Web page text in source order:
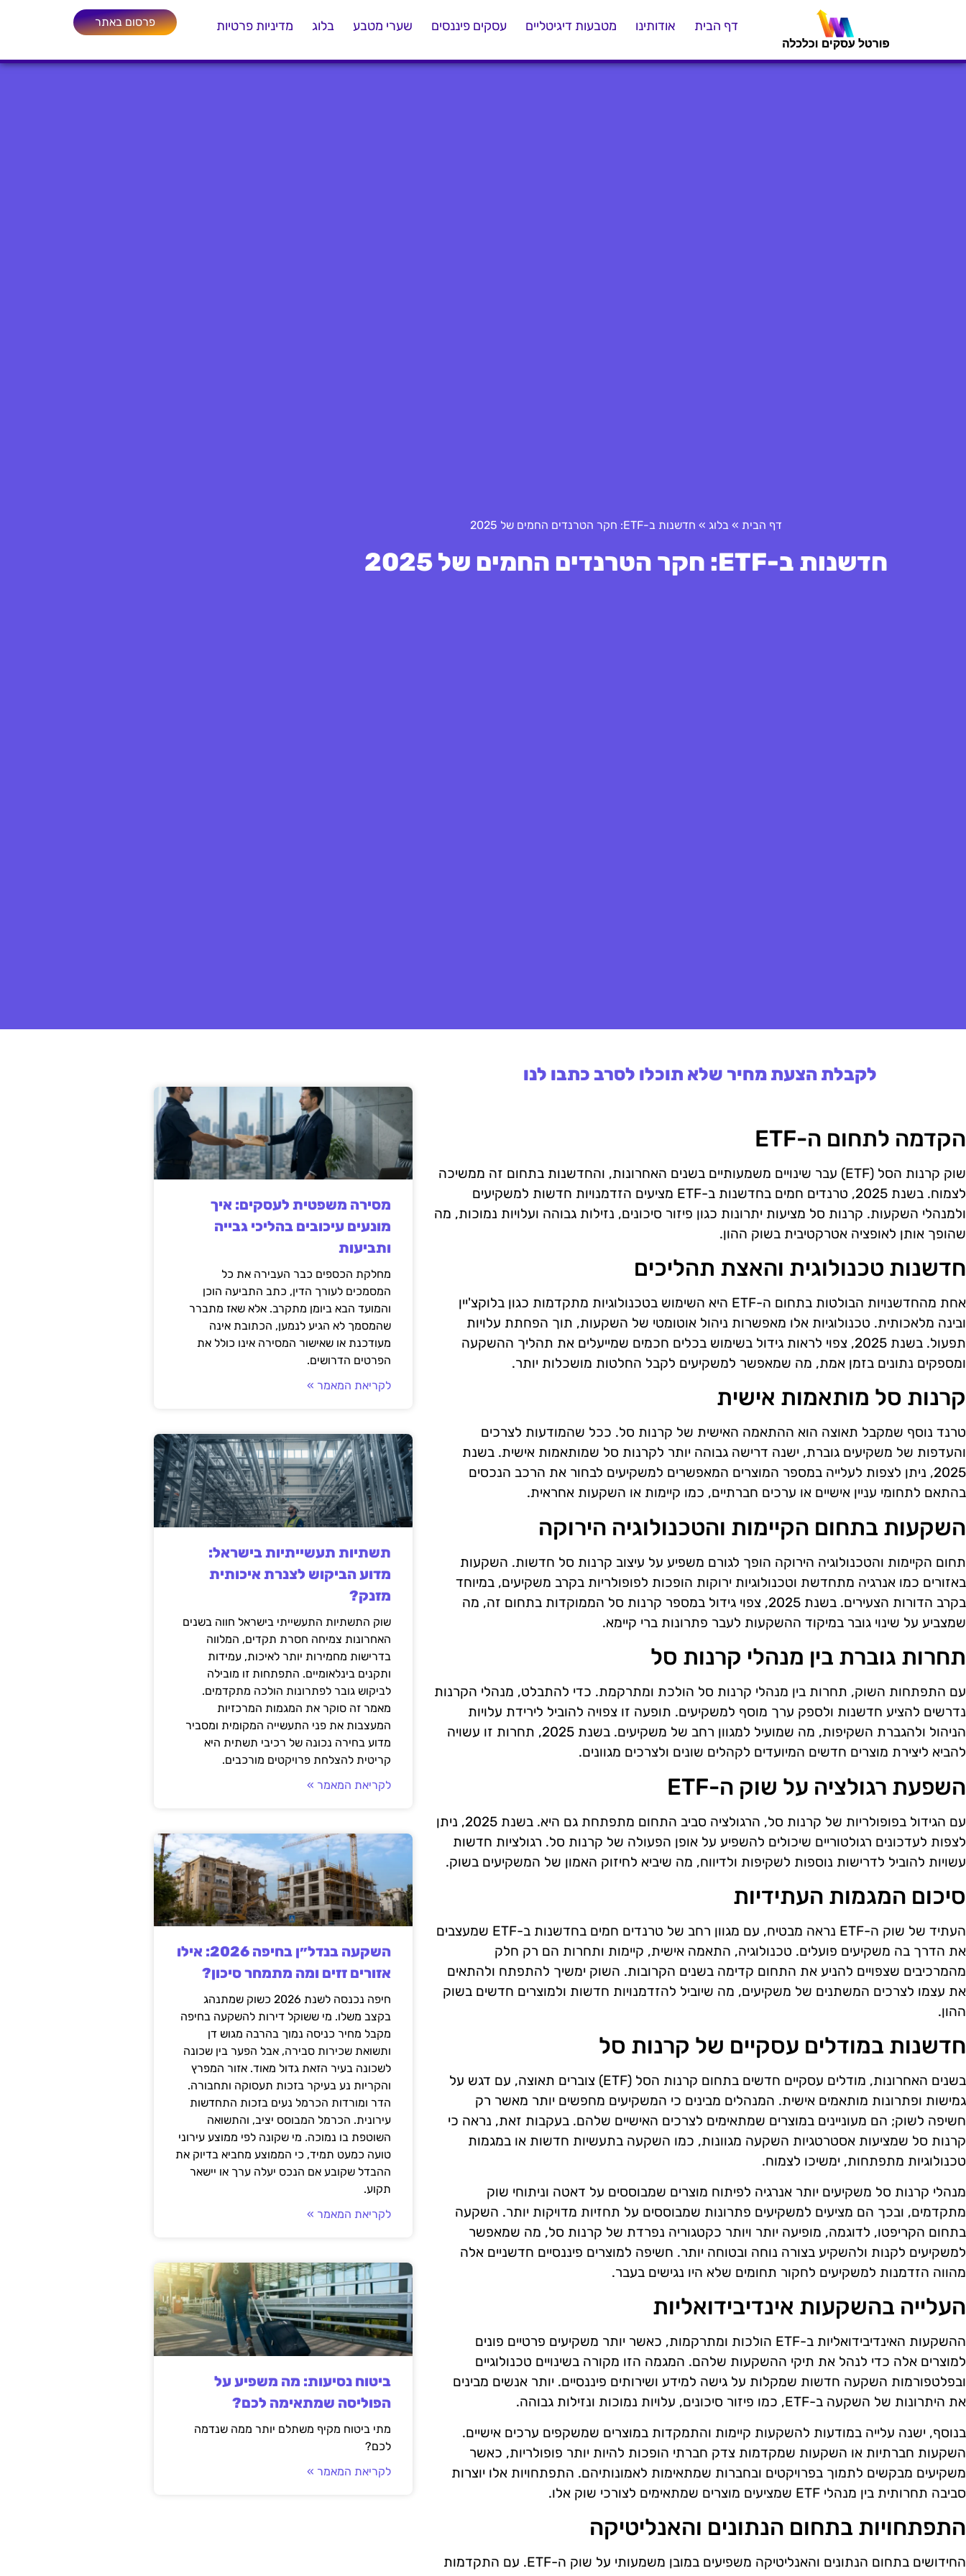
דף הבית אודותינו מטבעות דיגיטליים עסקים פיננסים שערי מטבע בלוג מדיניות פרטיות פרסום באתר
דף הבית » בלוג » חדשנות ב-ETF: חקר הטרנדים החמים של 2025
חדשנות ב-ETF: חקר הטרנדים החמים של 2025
לקבלת הצעת מחיר שלא תוכלו לסרב כתבו לנו
הקדמה לתחום ה-ETF
שוק קרנות הסל (ETF) עבר שינויים משמעותיים בשנים האחרונות, והחדשנות בתחום זה ממשיכה
לצמוח. בשנת 2025, טרנדים חמים בחדשנות ב-ETF מציעים הזדמנויות חדשות למשקיעים
ולמנהלי השקעות. קרנות סל מציעות יתרונות כגון פיזור סיכונים, נזילות גבוהה ועלויות נמוכות, מה
שהופך אותן לאופציה אטרקטיבית בשוק ההון.
חדשנות טכנולוגית והאצת תהליכים
אחת מהחדשנויות הבולטות בתחום ה-ETF היא השימוש בטכנולוגיות מתקדמות כגון בלוקצ'יין
ובינה מלאכותית. טכנולוגיות אלו מאפשרות ניהול אוטומטי של השקעות, תוך הפחתת עלויות
תפעול. בשנת 2025, צפוי לראות גידול בשימוש בכלים חכמים שמייעלים את תהליך ההשקעה
ומספקים נתונים בזמן אמת, מה שמאפשר למשקיעים לקבל החלטות מושכלות יותר.
קרנות סל מותאמות אישית
טרנד נוסף שמקבל תאוצה הוא ההתאמה האישית של קרנות סל. ככל שהמודעות לצרכים
והעדפות של משקיעים גוברת, ישנה דרישה גבוהה יותר לקרנות סל שמותאמות אישית. בשנת
2025, ניתן לצפות לעלייה במספר המוצרים המאפשרים למשקיעים לבחור את הרכב הנכסים
בהתאם לתחומי עניין אישיים או ערכים חברתיים, כמו קיימות או השקעות אחראית.
השקעות בתחום הקיימות והטכנולוגיה הירוקה
תחום הקיימות והטכנולוגיה הירוקה הופך לגורם משפיע על עיצוב קרנות סל חדשות. השקעות
באזורים כמו אנרגיה מתחדשת וטכנולוגיות ירוקות הופכות לפופולריות בקרב משקיעים, במיוחד
בקרב הדורות הצעירים. בשנת 2025, צפוי גידול במספר קרנות סל הממוקדות בתחום זה, מה
שמצביע על שינוי גובר במיקוד ההשקעות לעבר פתרונות ברי קיימא.
תחרות גוברת בין מנהלי קרנות סל
עם התפתחות השוק, תחרות בין מנהלי קרנות סל הולכת ומתרקמת. כדי להתבלט, מנהלי הקרנות
נדרשים להציע חדשנות ולספק ערך מוסף למשקיעים. תופעה זו צפויה להוביל לירידת עלויות
הניהול ולהגברת השקיפות, מה שמועיל למגוון רחב של משקיעים. בשנת 2025, תחרות זו עשויה
להביא ליצירת מוצרים חדשים המיועדים לקהלים שונים ולצרכים מגוונים.
השפעת רגולציה על שוק ה-ETF
עם הגידול בפופולריות של קרנות סל, הרגולציה סביב התחום מתפתחת גם היא. בשנת 2025, ניתן
לצפות לעדכונים רגולטוריים שיכולים להשפיע על אופן הפעולה של קרנות סל. רגולציות חדשות
עשויות להוביל לדרישות נוספות לשקיפות ולדיווח, מה שיביא לחיזוק האמון של המשקיעים בשוק.
סיכום המגמות העתידיות
העתיד של שוק ה-ETF נראה מבטיח, עם מגוון רחב של טרנדים חמים בחדשנות ב-ETF שמעצבים
את הדרך בה משקיעים פועלים. טכנולוגיה, התאמה אישית, קיימות ותחרות הם רק חלק
מהמרכיבים שצפויים להניע את התחום קדימה בשנים הקרובות. השוק ימשיך להתפתח ולהתאים
את עצמו לצרכים המשתנים של משקיעים, מה שיוביל להזדמנויות חדשות ולמוצרים חדשים בשוק
ההון.
חדשנות במודלים עסקיים של קרנות סל
בשנים האחרונות, מודלים עסקיים חדשים בתחום קרנות הסל (ETF) צוברים תאוצה, עם דגש על
גמישות ופתרונות מותאמים אישית. המנהלים מבינים כי המשקיעים מחפשים יותר מאשר רק
חשיפה לשוק; הם מעוניינים במוצרים שמתאימים לצרכים האישיים שלהם. בעקבות זאת, נראה כי
קרנות סל שמציעות אסטרטגיות השקעה מגוונות, כמו השקעה בתעשיות חדשות או במגמות
טכנולוגיות מתפתחות, ימשיכו לצמוח.
מנהלי קרנות סל משקיעים יותר אנרגיה לפיתוח מוצרים שמבוססים על דאטה וניתוחי שוק
מתקדמים, ובכך הם מציעים למשקיעים פתרונות שמבוססים על תחזיות מדויקות יותר. השקעה
בתחום הקריפטו, לדוגמה, מופיעה יותר ויותר כקטגוריה נפרדת של קרנות סל, מה שמאפשר
למשקיעים לקנות ולהשקיע בצורה נוחה ובטוחה יותר. חשיפה למוצרים פיננסיים חדשניים אלה
מהווה הזדמנות למשקיעים לחקור תחומים שלא היו נגישים בעבר.
העלייה בהשקעות אינדיבידואליות
ההשקעות האינדיבידואליות ב-ETF הולכות ומתרקמות, כאשר יותר משקיעים פרטיים פונים
למוצרים אלה כדי לנהל את תיקי ההשקעות שלהם. המגמה הזו מקורה בשינויים טכנולוגיים
ובפלטפורמות השקעה חדשות שמקלות על גישה למידע ושירותים פיננסיים. יותר אנשים מבינים
את היתרונות של השקעה ב-ETF, כמו פיזור סיכונים, עלויות נמוכות ונזילות גבוהה.
בנוסף, ישנה עלייה במודעות להשקעות קיימות והתמקדות במוצרים שמשקפים ערכים אישיים.
השקעות חברתיות או השקעות שמקדמות צדק חברתי הופכות להיות יותר פופולריות, כאשר
משקיעים מבקשים לתמוך בפרויקטים ובחברות שמתאימות לאמונותיהם. התפתחויות אלו יוצרות
סביבה תחרותית בין מנהלי ETF שמציעים מוצרים שמתאימים לצורכי שוק אלו.
התפתחויות בתחום הנתונים והאנליטיקה
החידושים בתחום הנתונים והאנליטיקה משפיעים במובן משמעותי על שוק ה-ETF. עם התקדמות
מסירה משפטית לעסקים: איך
מונעים עיכובים בהליכי גבייה
ותביעות
מחלקת הכספים כבר העבירה את כל
המסמכים לעורך הדין, כתב התביעה הוכן
והמועד הבא ביומן מתקרב. אלא שאז מתברר
שהמסמך לא הגיע לנמען, הכתובת אינה
מעודכנת או שאישור המסירה אינו כולל את
הפרטים הדרושים.
לקריאת המאמר »
תשתיות תעשייתיות בישראל:
מדוע הביקוש לצנרת איכותית
מזנק?
שוק התשתיות התעשייתי בישראל חווה בשנים
האחרונות צמיחה חסרת תקדים, המלווה
בדרישות מחמירות יותר לאיכות, עמידות
ותקנים בינלאומיים. התפתחות זו מובילה
לביקוש גובר לפתרונות הולכה מתקדמים.
מאמר זה סוקר את המגמות המרכזיות
המעצבות את פני התעשייה המקומית ומסביר
מדוע בחירה נכונה של רכיבי תשתית היא
קריטית להצלחת פרויקטים מורכבים.
לקריאת המאמר »
השקעה בנדל״ן בחיפה 2026: אילו
אזורים זזים ומה מתמחר סיכון?
חיפה נכנסה לשנת 2026 כשוק שמתנהג
בקצב משלו. מי ששוקל דירות להשקעה בחיפה
מקבל מחיר כניסה נמוך בהרבה מגוש דן
ותשואת שכירות סבירה, אבל הפער בין שכונה
לשכונה בעיר הזאת גדול מאוד. אזור המפרץ
והקריות נע בעיקר בזכות תעסוקה ותחבורה.
הדר ומורדות הכרמל נעים בזכות התחדשות
עירונית. הכרמל המבוסס יציב, והתשואה
השוטפת בו נמוכה. מי שקונה לפי ממוצע עירוני
טועה כמעט תמיד, כי הממוצע מחביא בדיוק את
ההבדל שקובע אם הנכס יעלה ערך או יישאר
תקוע.
לקריאת המאמר »
ביטוח נסיעות: מה משפיע על
הפוליסה שמתאימה לכם?
מתי ביטוח מקיף משתלם יותר ממה שנדמה
לכם?
לקריאת המאמר »